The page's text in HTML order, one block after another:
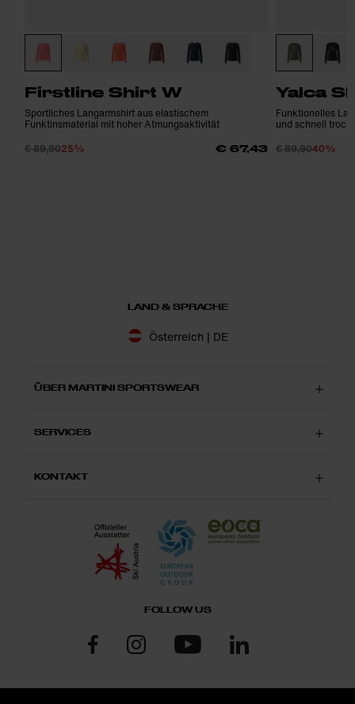
Firstline Shirt W
Sportliches Langarmshirt aus elastischem
Funktinsmaterial mit hoher Atmungsaktivität
€ 89,9025% € 67,43
Yalca
Funktionelles
und schnell
€ 89,9040%
LAND & SPRACHE
Österreich | DE
ÜBER MARTINI SPORTSWEAR
SERVICES
KONTAKT
FOLLOW US